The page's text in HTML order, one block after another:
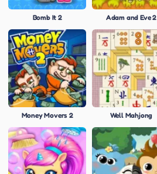
Bomb It 2 Adam and Eve 2
Money Movers 2 Well Mahjong